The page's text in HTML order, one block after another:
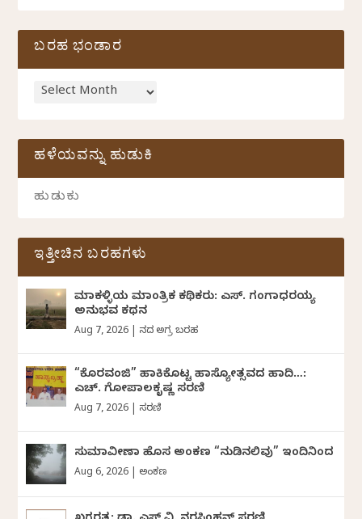
ಬರಹ ಭಂಡಾರ
ಹಳೆಯವನ್ನು ಹುಡುಕಿ
ಇತ್ತೀಚಿನ ಬರಹಗಳು
ಮಾಕಳ್ಳಿಯ ಮಾಂತ್ರಿಕ ಕಥಿಕರು: ಎಸ್. ಗಂಗಾಧರಯ್ಯ
ಅನುಭವ ಕಥನ
Aug 7, 2026 ದಿನದ ಅಗ್ರ ಬರಹ
“ಕೊರವಂಜಿ” ಹಾಕಿಕೊಟ್ಟ ಹಾಸ್ಯೋತ್ಸವದ ಹಾದಿ…:
ಎಚ್. ಗೋಪಾಲಕೃಷ್ಣ ಸರಣಿ
Aug 7, 2026 ಸರಣಿ
ಸುಮಾವೀಣಾ ಹೊಸ ಅಂಕಣ “ನುಡಿನಲಿವು” ಇಂದಿನಿಂದ
Aug 6, 2026 ಅಂಕಣ